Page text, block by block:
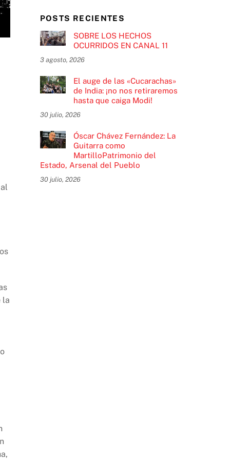
la
POSTS RECIENTES
SOBRE LOS HECHOS
OCURRIDOS EN CANAL 11
3 agosto, 2026
El auge de las «Cucarachas»
de India: ¡no nos retiraremos
hasta que caiga Modi!
30 julio, 2026
Óscar Chávez Fernández: La
Guitarra como
MartilloPatrimonio del
Estado, Arsenal del Pueblo
30 julio, 2026